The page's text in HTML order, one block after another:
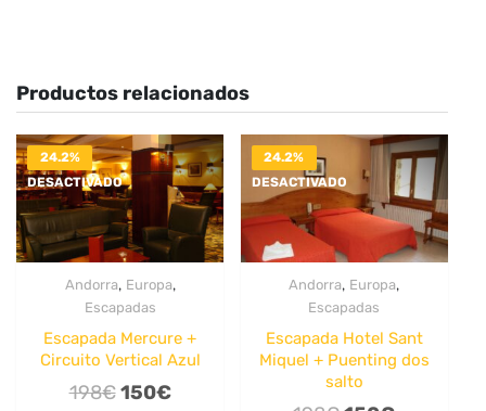
Productos relacionados
24.2%
DESACTIVADO
Andorra, Europa,
Escapadas
Escapada Mercure +
Circuito Vertical Azul
198€ El
150€El
24.2%
DESACTIVADO
Andorra, Europa,
Escapadas
Escapada Hotel Sant
Miquel + Puenting dos
salto